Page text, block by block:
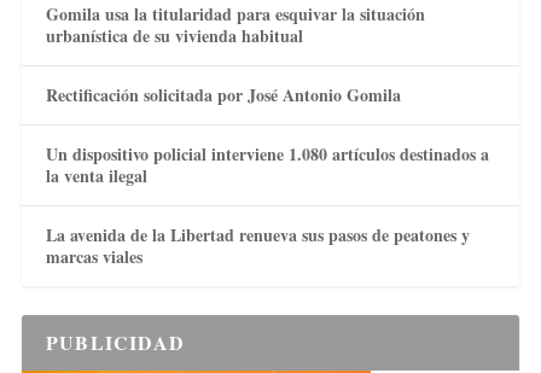
Gomila usa la titularidad para esquivar la situación
urbanística de su vivienda habitual
Rectificación solicitada por José Antonio Gomila
Un dispositivo policial interviene 1.080 artículos destinados a
la venta ilegal
La avenida de la Libertad renueva sus pasos de peatones y
marcas viales
PUBLICIDAD